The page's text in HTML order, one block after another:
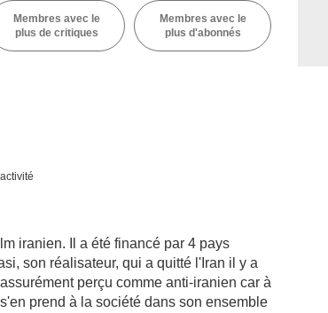
Membres avec le
plus de critiques
Membres avec le
plus d'abonnés
iranien. Il a été financé par 4 pays
son réalisateur, qui a quitté l'Iran il y a
perçu comme anti-iranien car à
prend à la société dans son ensemble